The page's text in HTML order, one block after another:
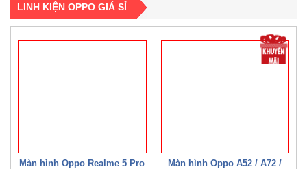
LINH KIỆN OPPO GIÁ SỈ
Màn hình Oppo Realme 5 Pro
Màn hình Oppo A52 / A72 /